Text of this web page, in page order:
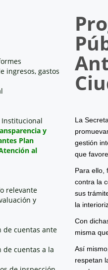
ingresos, gastos
Institucional
y
Plan
al
relevante
y
de cuentas ante
cuentas a la
La
gestión
que
Para ello,
contra la
sus
la
Con
misma
Así
respetan